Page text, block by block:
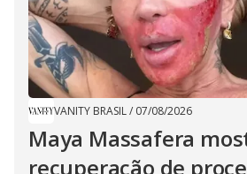
VANITY BRASIL/ 07/08/2026
Maya Massafera
recuperação de